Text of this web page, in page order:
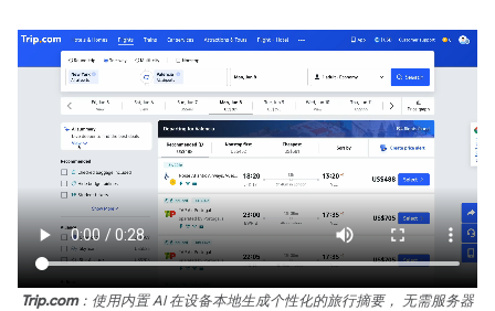
Trip.com：使用内置 AI 在设备本地生成个性化的旅行摘要， 无需服务器